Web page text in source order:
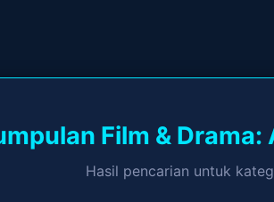
Film & Drama:
Hasil pencarian untuk